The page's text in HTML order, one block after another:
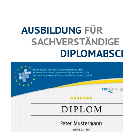
AUSBILDUNG FÜR